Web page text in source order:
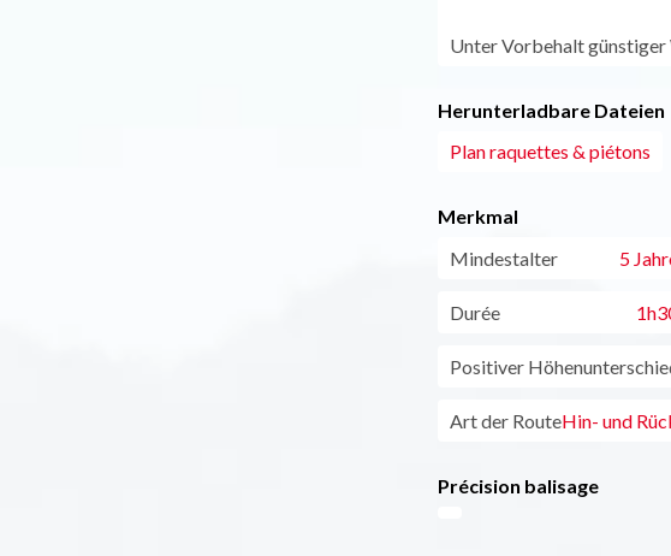
Unter Vorbehalt günstiger
Herunterladbare Dateien
Plan raquettes & piétons
Merkmal
Mindestalter
5
Durée
Positiver
Art der RouteHin- und
Précision balisage